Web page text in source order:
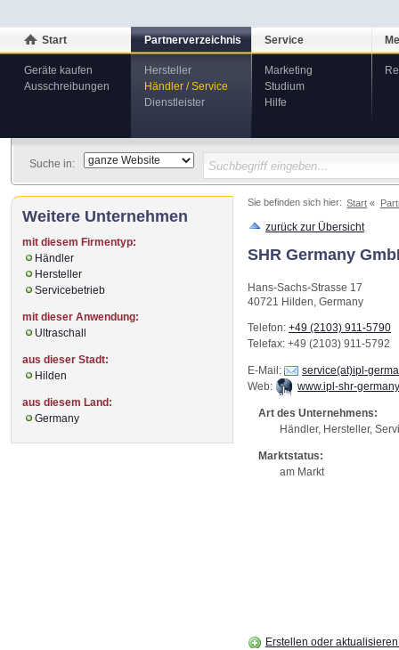
Start
Geräte kaufen
Ausschreibungen
Partnerverzeichnis
Hersteller
Händler / Service
Dienstleister
Service
Marketing
Studium
Hilfe
Suche in:
Sie befinden sich hier: Start
zurück zur Übersicht
SHR Germany
Hans-Sachs-Strasse 17
40721 Hilden, Germany
Telefon: +49 (2103) 911-5790
Telefax: +49 (2103) 911-5792
E-Mail:
service(at)ipl-
Web:
www.ipl-shr-
Art des Unternehmens:
Händler, Hersteller,
Marktstatus:
am Markt
Erstellen oder
Weitere Unternehmen
mit diesem Firmentyp:
Händler
Hersteller
Servicebetrieb
mit dieser Anwendung:
Ultraschall
aus dieser Stadt:
Hilden
aus diesem Land:
Germany